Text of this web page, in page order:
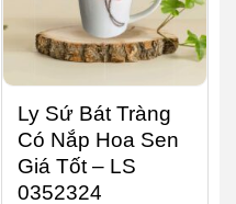
Ly Sứ Bát Tràng
Có Nắp Hoa Sen
Giá Tốt – LS
0352324